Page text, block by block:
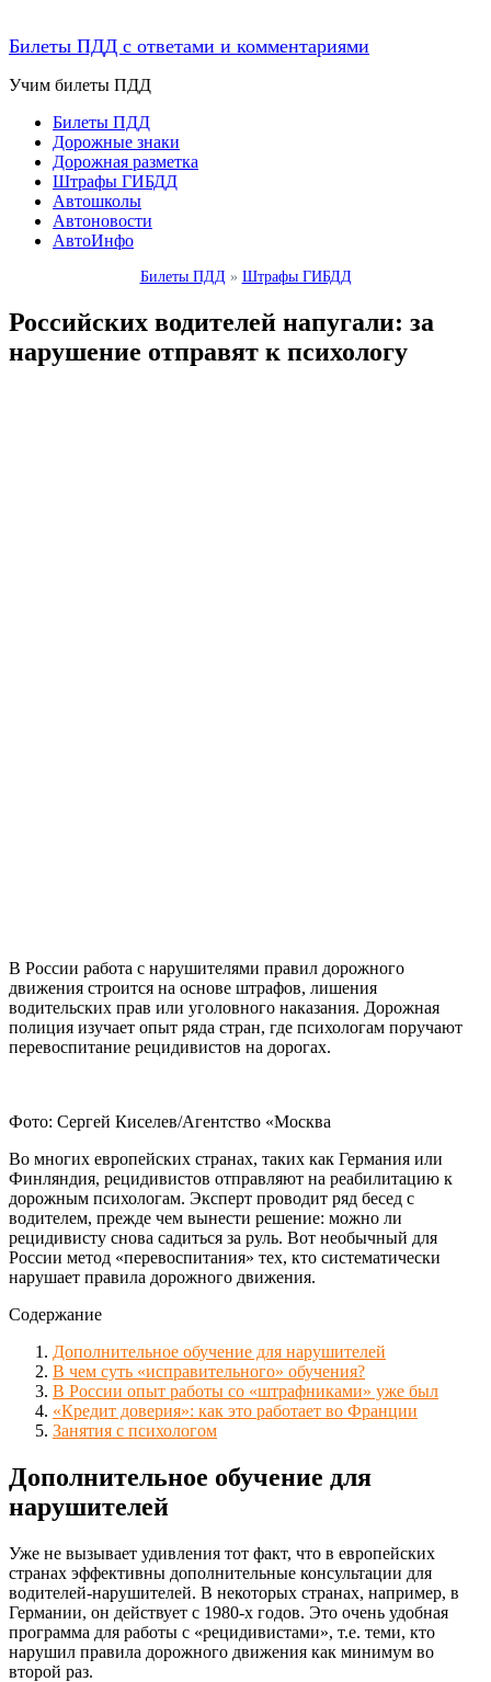
Билеты ПДД с ответами и комментариями
Учим билеты ПДД
Билеты ПДД
Дорожные знаки
Дорожная разметка
Штрафы ГИБДД
Автошколы
Автоновости
АвтоИнфо
Билеты ПДД » Штрафы ГИБДД
Российских водителей напугали: за
нарушение отправят к психологу
В России работа с нарушителями правил дорожного
движения строится на основе штрафов, лишения
водительских прав или уголовного наказания. Дорожная
полиция изучает опыт ряда стран, где психологам поручают
перевоспитание рецидивистов на дорогах.
Фото: Сергей Киселев/Агентство «Москва
Во многих европейских странах, таких как Германия или
Финляндия, рецидивистов отправляют на реабилитацию к
дорожным психологам. Эксперт проводит ряд бесед с
водителем, прежде чем вынести решение: можно ли
рецидивисту снова садиться за руль. Вот необычный для
России метод «перевоспитания» тех, кто систематически
нарушает правила дорожного движения.
Содержание
Дополнительное обучение для нарушителей
В чем суть «исправительного» обучения?
В России опыт работы со «штрафниками» уже был
«Кредит доверия»: как это работает во Франции
Занятия с психологом
Дополнительное обучение для
нарушителей
Уже не вызывает удивления тот факт, что в европейских
странах эффективны дополнительные консультации для
водителей-нарушителей. В некоторых странах, например, в
Германии, он действует с 1980-х годов. Это очень удобная
программа для работы с «рецидивистами», т.е. теми, кто
нарушил правила дорожного движения как минимум во
второй раз.